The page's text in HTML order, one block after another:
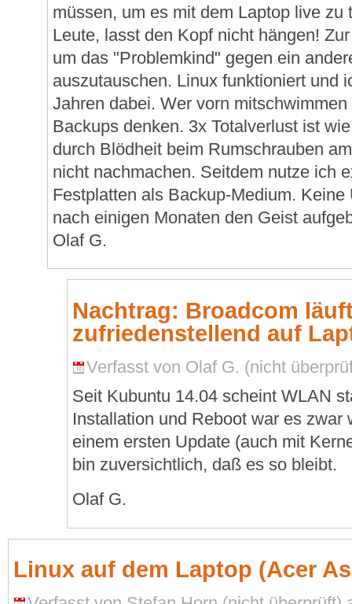
müssen, um es mit dem Laptop live zu
Leute, lasst den Kopf nicht hängen!
um das "Problemkind" gegen ein
auszutauschen. Linux funktioniert und
Jahren dabei. Wer vorn
Backups denken. 3x Totalverlust ist
durch Blödheit beim Rumschrauben
nicht nachmachen. Seitdem nutze ich
Festplatten als Backup-Medium.
nach einigen Monaten den Geist
Olaf G.
Nachtrag: Broadcom
zufriedenstellend auf
Verfasst von Olaf G. (nicht
Seit Kubuntu 14.04 scheint WLAN
Installation und Reboot war es zwar
einem ersten Update (auch mit
bin zuversichtlich, daß es so bleibt.
Olaf G.
Linux auf dem Laptop (Acer